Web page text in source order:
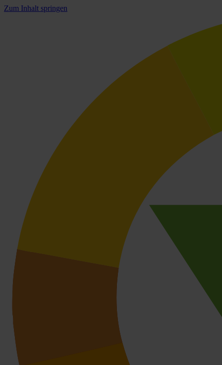
Zum Inhalt springen